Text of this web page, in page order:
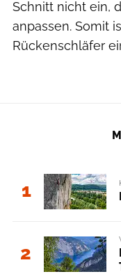
Schnitt nicht ein,
anpassen. Somit
Rückenschläfer
1
2